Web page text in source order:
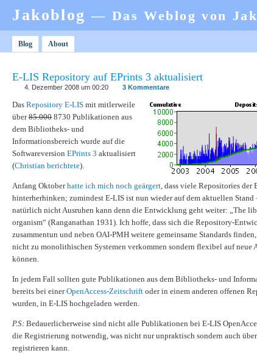
Jakoblog— Das Weblog von
Blog About
E-LIS Repository auf EPrints 3 aktualisiert
4. Dezember 2008 um 00:20 3 Kommentare
Das Repository E-LIS mit mitlerweile
über85.000 8730 Publikationen aus
dem Bibliotheks- und
Informationsbereich wurde auf die
Softwareversion EPrints 3 aktualisiert
(Christian berichtete).
Anfang Oktoberhatte ich mich noch geärgert, dass viele Repositories der
hinterherhinken; zumindest E-LIS ist nun wieder auf dem aktuellen Stand
natürlich nicht Ausruhen kann denn die Entwicklung geht weiter: „The
organism“ (Ranganathan 1931). Ich hoffe, dass sich die Repository-
zusammentun und neben OAI-PMH weitere gemeinsame Standards
nicht zu monolithischen Systemen verkommen sondern flexibel auf neue
können.
In jedem Fall sollten gute Publikationen aus dem Bibliotheks- und
bereits bei einerOpenAccess-Zeitschrift oder in einem anderen offenen
wurden, in E-LIS hochgeladen werden.
P.S: Bedauerlicherweise sind nicht alle Publikationen bei E-LIS
die Registrierung notwendig, was nicht nur unpraktisch sondern auch
registrieren kann.